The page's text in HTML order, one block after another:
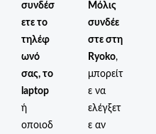
συνδέσ
ετε το
τηλέφ
ωνό
σας, το
laptop
ή
οποιοδ
Μόλις
συνδέε
στε στη
Ryoko,
μπορείτ
ε να
ελέγξετ
ε αν